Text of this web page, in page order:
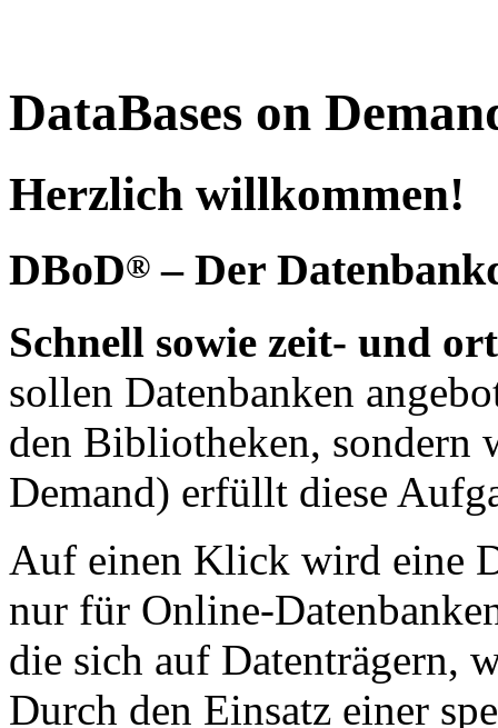
DataBases on
Herzlich willkommen!
DBoD® – Der
Schnell sowie zeit- und
sollen Datenbanken
den Bibliotheken, sondern
Demand) erfüllt diese
Auf einen Klick wird eine
nur für Online-
die sich auf Datenträgern,
Durch den Einsatz einer